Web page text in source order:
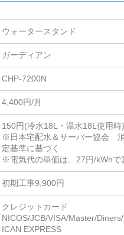
ウォータースタンド
ガーディアン
CHP-7200N
4,400円/月
150円(冷水18L・温水18L使用時)
※日本宅配水＆サーバー協会
定基準に基づく
※電気代の単価は、27円/kWhで
初期工事9,900円
クレジットカード
NICOS/JCB/VISA/Master/
ICAN EXPRESS